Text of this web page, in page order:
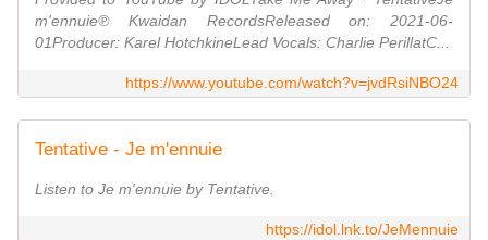
m'ennuie℗ Kwaidan RecordsReleased on: 2021-06-
01Producer: Karel HotchkineLead Vocals: Charlie PerillatC...
https://www.youtube.com/watch?v=jvdRsiNBO24
Tentative - Je m'ennuie
Listen to Je m'ennuie by Tentative.
https://idol.lnk.to/JeMennuie